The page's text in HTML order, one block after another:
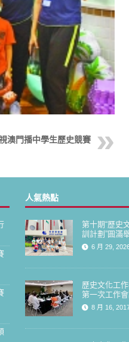
澳門播中學生歷史競賽
人氣熱點
第十期“歷史
訓計劃”圓滿
6 月 29,
歷史文化工
第一次工作
8 月 16,